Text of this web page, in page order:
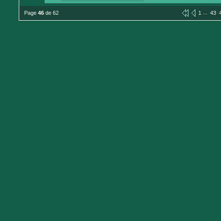
Page 46 de 62 1 ... 43